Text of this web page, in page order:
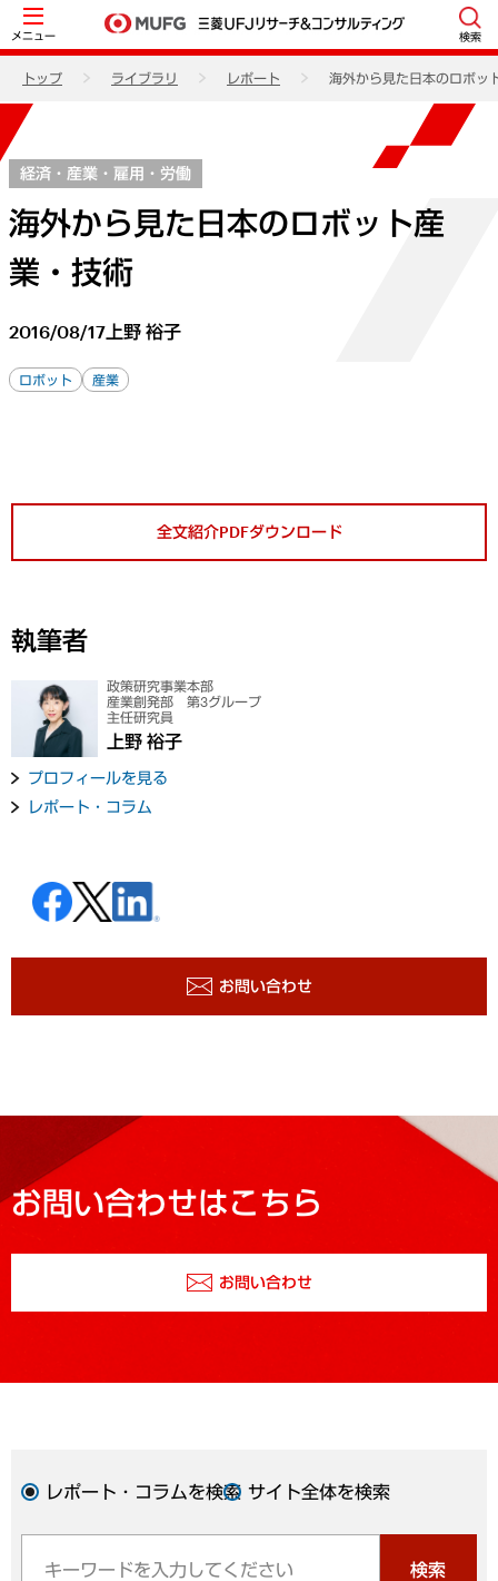
メニュー 検索
トップ ライブラリ レポート 海外から見た日本のロボッ
経済・産業・雇用・労働
海外から見た日本のロボット産
業・技術
2016/08/17 上野 裕子
ロボット 産業
全文紹介PDFダウンロード
執筆者
政策研究事業本部
産業創発部 第3グループ
主任研究員
上野 裕子
プロフィールを見る
レポート・コラム
お問い合わせ
お問い合わせはこちら
お問い合わせ
レポート・コラムを検索 サイト全体を検索
検索